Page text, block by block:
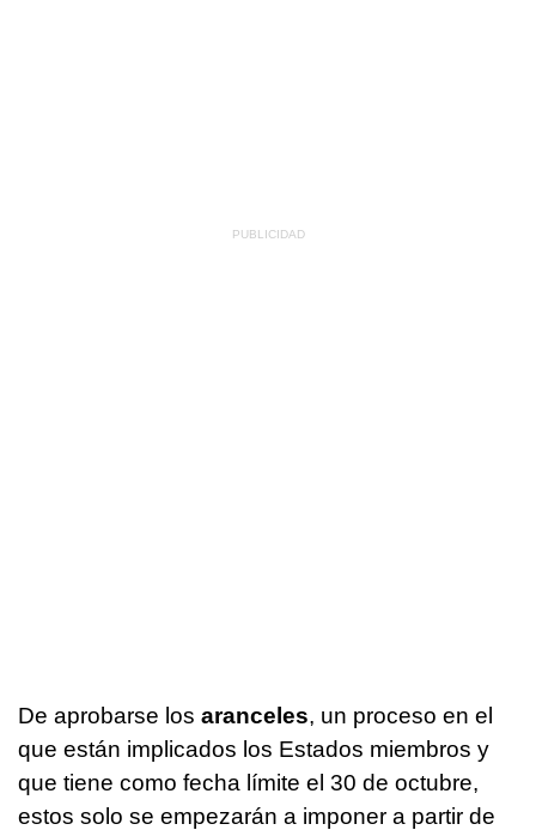
De aprobarse los aranceles, un proceso en el
que están implicados los Estados miembros y
que tiene como fecha límite el 30 de octubre,
estos solo se empezarán a imponer a partir de